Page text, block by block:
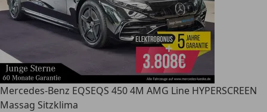
Mercedes-Benz EQSEQS 450 4M AMG Line HYPERSCREEN
Massag Sitzklima